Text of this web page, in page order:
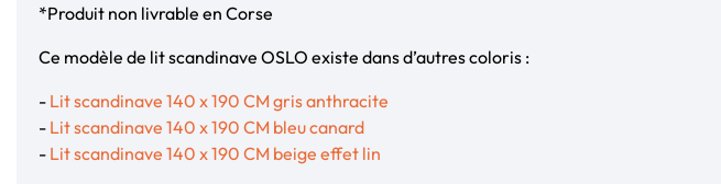
*Produit non livrable en Corse
Ce modèle de lit scandinave OSLO existe dans d’autres coloris :
- Lit scandinave 140 x 190 CM gris anthracite
- Lit scandinave 140 x 190 CM bleu canard
- Lit scandinave 140 x 190 CM beige effet lin